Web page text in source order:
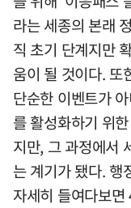
라는 세종의 본래
직 초기 단계지만
움이 될 것이다. 또
단순한 이벤트가
를 활성화하기 위
지만, 그 과정에서
는 계기가 됐다. 행
자세히 들여다보